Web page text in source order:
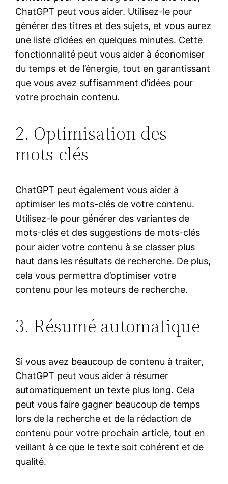
ChatGPT peut vous aider. Utilisez-le pour
générer des titres et des sujets, et vous aurez
une liste d’idées en quelques minutes. Cette
fonctionnalité peut vous aider à économiser
du temps et de l’énergie, tout en garantissant
que vous avez suffisamment d’idées pour
votre prochain contenu.
2. Optimisation des
mots-clés
ChatGPT peut également vous aider à
optimiser les mots-clés de votre contenu.
Utilisez-le pour générer des variantes de
mots-clés et des suggestions de mots-clés
pour aider votre contenu à se classer plus
haut dans les résultats de recherche. De plus,
cela vous permettra d’optimiser votre
contenu pour les moteurs de recherche.
3. Résumé automatique
Si vous avez beaucoup de contenu à traiter,
ChatGPT peut vous aider à résumer
automatiquement un texte plus long. Cela
peut vous faire gagner beaucoup de temps
lors de la recherche et de la rédaction de
contenu pour votre prochain article, tout en
veillant à ce que le texte soit cohérent et de
qualité.